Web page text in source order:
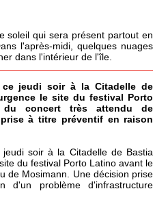
soleil qui sera présent partout en
l'après-midi, quelques nuages
dans l'intérieur de l'île.
ce jeudi soir à la Citadelle de
le site du festival Porto
concert très attendu de
à titre préventif en raison
soir à la Citadelle de Bastia
du festival Porto Latino avant le
de Mosimann. Une décision prise
problème d'infrastructure